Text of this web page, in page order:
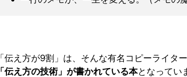
「伝え方が9割」は、そんな有名コピーライタ
「伝え方の技術」が書かれている本となってい